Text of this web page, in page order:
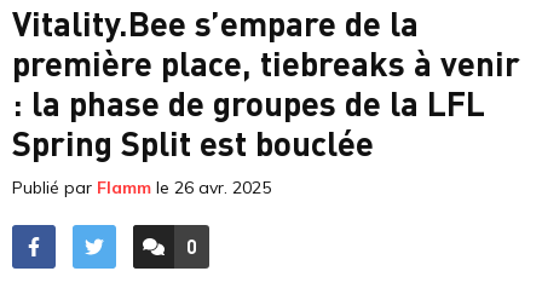
Vitality.Bee s’empare de la
première place, tiebreaks à venir
: la phase de groupes de la LFL
Spring Split est bouclée
Publié par Flamm le 26 avr. 2025
ACCÉDER AUX
0
COMMENTAIRES